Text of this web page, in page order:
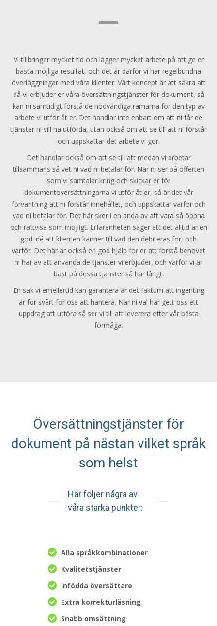
Vi tillbringar mycket tid och lägger mycket arbete på att ge er
bästa möjliga resultat, och det är därför vi har regelbundna
överläggningar med våra klienter. Vårt koncept är att säkra att
då vi erbjuder er våra översättningstjänster för dokument, så
kan ni samtidigt förstå de nödvändiga ramarna för den typ av
arbete vi utför åt er. Det handlar inte enbart om att ni får de
tjänster ni vill ha utförda, utan också om att se till att ni förstår
och uppskattar det arbete vi gör.
Det handlar också om att se till att medan vi arbetar
tillsammans så vet ni vad ni betalar för. När ni ser på offerten
som vi samtalar kring och skickar er för
dokumentöversättningarna vi utför åt er, så är det vår
förväntning att ni förstår innehållet, och uppskattar varför och
vad ni betalar för. Det här sker i en anda av att vara så öppna
och rättvisa som möjligt. Erfarenheten säger att det alltid är en
god idé att klienten känner till vad den debiteras för, och
varför. Det här är också en god hjälp för er att förstå behovet
ni har av att använda de tjänster vi erbjuder, och varför vi är
bäst på dessa tjänster så här långt.
En sak vi emellertid kan garantera är det faktum att ingenting
är för svårt för oss att hantera. När ni väl har gett oss ett
uppdrag att utföra så ser vi till att leverera efter vår bästa
förmåga.
Översättningstjänster för
dokument på nästan vilket språk
som helst
Här följer några av
våra starka punkter:
Alla språkkombinationer
Kvalitetstjänster
Infödda översättare
Extra korrekturläsning
Snabb omsättning